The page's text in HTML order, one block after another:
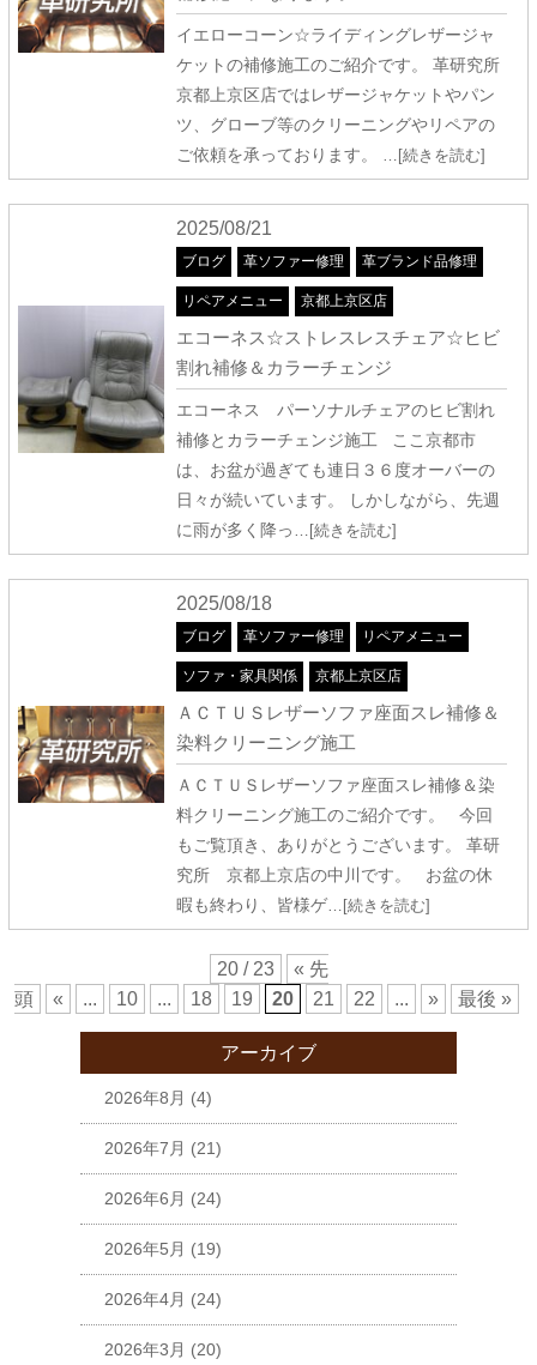
イエローコーン☆ライディングレザージャ
ケットの補修施工のご紹介です。 革研究所
京都上京区店ではレザージャケットやパン
ツ、グローブ等のクリーニングやリペアの
ご依頼を承っております。 …[続きを読む]
2025/08/21
ブログ 革ソファー修理 革ブランド品修理
リペアメニュー 京都上京区店
エコーネス☆ストレスレスチェア☆ヒビ
割れ補修＆カラーチェンジ
エコーネス パーソナルチェアのヒビ割れ
補修とカラーチェンジ施工 ここ京都市
は、お盆が過ぎても連日３６度オーバーの
日々が続いています。 しかしながら、先週
に雨が多く降っ …[続きを読む]
2025/08/18
ブログ 革ソファー修理 リペアメニュー
ソファ・家具関係 京都上京区店
ＡＣＴＵＳレザーソファ座面スレ補修＆
染料クリーニング施工
ＡＣＴＵＳレザーソファ座面スレ補修＆染
料クリーニング施工のご紹介です。 今回
もご覧頂き、ありがとうございます。 革研
究所 京都上京店の中川です。 お盆の休
暇も終わり、皆様ゲ…[続きを読む]
20 / 23
« 先
頭
« ... 10 ... 18 19 20 21 22 ... » 最後 »
アーカイブ
2026年8月 (4)
2026年7月 (21)
2026年6月 (24)
2026年5月 (19)
2026年4月 (24)
2026年3月 (20)